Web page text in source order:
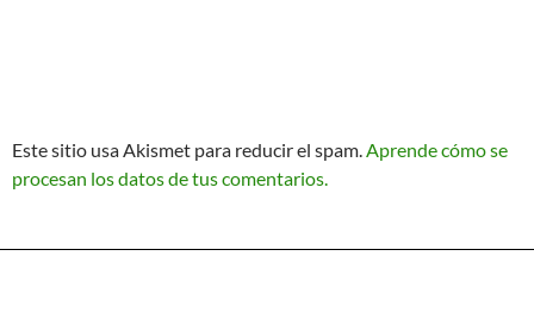
Este sitio usa Akismet para reducir el spam.Aprende cómo se
procesan los datos de tus comentarios.